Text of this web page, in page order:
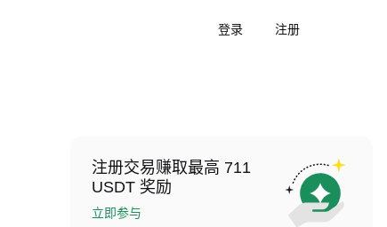
登录 注册
注册交易赚取最高 711
USDT 奖励
立即参与